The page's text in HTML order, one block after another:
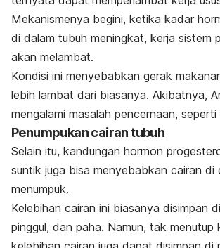
Mekanismenya begini, ketika kadar
di dalam tubuh meningkat, kerja sistem
akan melambat.
Kondisi ini menyebabkan gerak
lebih lambat dari biasanya. Akibatnya,
mengalami masalah pencernaan, seperti
Penumpukan cairan tubuh
Selain itu, kandungan hormon
suntik juga bisa menyebabkan cairan di
menumpuk.
Kelebihan cairan ini biasanya disimpan
pinggul, dan paha. Namun, tak menutup